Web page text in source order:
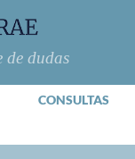
CONSULTAS